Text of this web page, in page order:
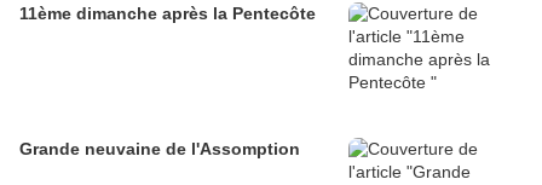
11ème dimanche après la Pentecôte
Grande neuvaine de l'Assomption